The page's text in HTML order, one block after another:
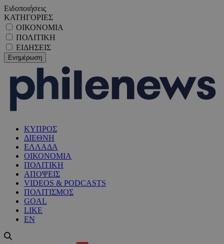
Ειδοποιήσεις
ΚΑΤΗΓΟΡΙΕΣ
ΟΙΚΟΝΟΜΙΑ
ΠΟΛΙΤΙΚΗ
ΕΙΔΗΣΕΙΣ
ΚΥΠΡΟΣ
ΔΙΕΘΝΗ
ΕΛΛΑΔΑ
ΟΙΚΟΝΟΜΙΑ
ΠΟΛΙΤΙΚΗ
ΑΠΟΨΕΙΣ
VIDEOS & PODCASTS
ΠΟΛΙΤΙΣΜΟΣ
GOAL
LIKE
EN